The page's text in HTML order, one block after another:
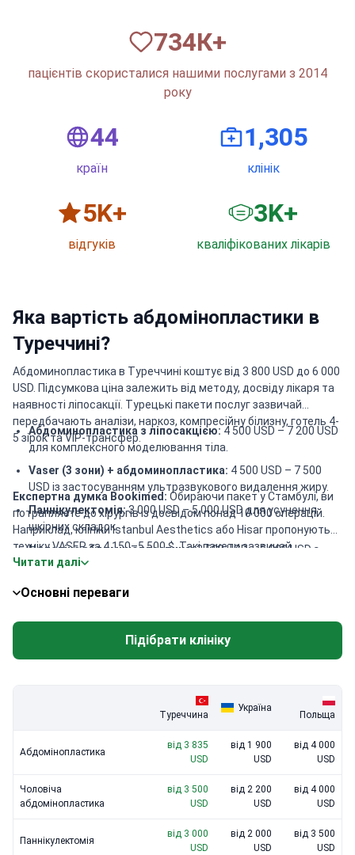
820К+
пацієнтів скористалися нашими послугами з 2014
року
50
країн
1,500
клінік
6K+
відгуків
3K+
кваліфікованих лікарів
Яка вартість абдомінопластики в
Туреччині?
Абдоминопластика в Туреччині коштує від 3 800 USD до 6 000
USD. Підсумкова ціна залежить від методу, досвіду лікаря та
наявності ліпосакції. Турецькі пакети послуг зазвичай
передбачають аналізи, наркоз, компресійну білизну, готель 4-
5 зірок та VIP-трансфер.
Абдоминопластика з ліпосакцією: 4 500 USD – 7 200 USD
для комплексного моделювання тіла.
Vaser (3 зони) + абдоминопластика: 4 500 USD – 7 500
USD із застосуванням ультразвукового видалення жиру.
Паннікулектомія:3 000 USD – 5 000 USD для усунення
шкірних складок.
Чоловіча абдоминопластика:3 500 USD – 6 000 USD з
урахуванням чоловічих анатомічних особливостей.
Експертна думка Bookimed: Обираючи пакет у Стамбулі, ви
потрапляєте до хірургів із досвідом понад 10 000 операцій.
Наприклад, клініки Istanbul Aesthetics або Hisar пропонують
техніку VASER за 4 150–5 500 $. Такі пакети зазвичай
охоплюють цілодобовий нагляд та лімфодренажний масаж.
порівняно зі звичайною оплатою лише послуг хірурга.
Читати далі
Основні переваги
Підібрати клініку
Туреччина
Україна
Польща
Абдомінопластика
від 3 835
USD
від 1 900
USD
від 4 000
USD
Чоловіча
абдомінопластика
від 3 500
USD
від 2 200
USD
від 4 000
USD
Паннікулектомія
від 3 000
USD
від 2 000
USD
від 3 500
USD